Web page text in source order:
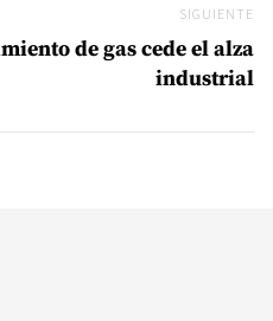
SIGUIENTE
de gas cede el alza
industrial